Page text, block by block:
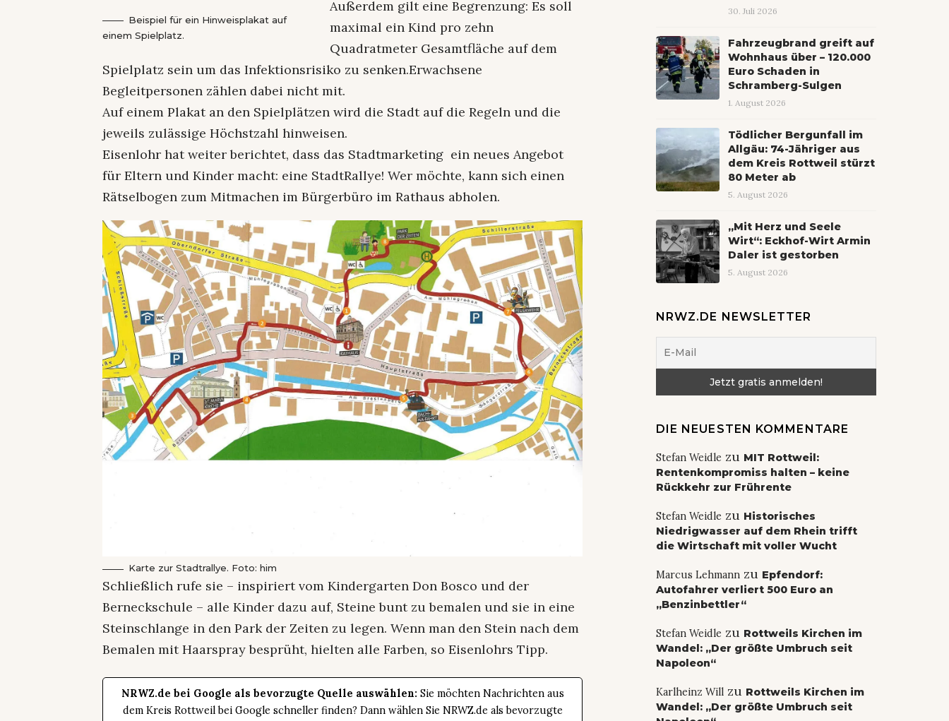
Beispiel für ein Hinweisplakat auf
einem Spielplatz.
Außerdem gilt eine Begrenzung: Es soll
maximal ein Kind pro zehn
Quadratmeter Gesamtfläche auf dem
Spielplatz sein um das Infektionsrisiko zu senken.Erwachsene
Begleitpersonen zählen dabei nicht mit.
Auf einem Plakat an den Spielplätzen wird die Stadt auf die Regeln und die
jeweils zulässige Höchstzahl hinweisen.
Eisenlohr hat weiter berichtet, dass das Stadtmarketing ein neues Angebot
für Eltern und Kinder macht: eine StadtRallye! Wer möchte, kann sich einen
Rätselbogen zum Mitmachen im Bürgerbüro im Rathaus abholen.
Karte zur Stadtrallye. Foto: him
Schließlich rufe sie – inspiriert vom Kindergarten Don Bosco und der
Berneckschule – alle Kinder dazu auf, Steine bunt zu bemalen und sie in eine
Steinschlange in den Park der Zeiten zu legen. Wenn man den Stein nach dem
Bemalen mit Haarspray besprüht, hielten alle Farben, so Eisenlohrs Tipp.
NRWZ.de bei Google als bevorzugte Quelle auswählen: Sie möchten Nachrichten aus
dem Kreis Rottweil bei Google schneller finden? Dann wählen Sie NRWZ.de als bevorzugte
30. Juli 2026
Fahrzeugbrand greift auf
Wohnhaus über – 120.000
Euro Schaden in
Schramberg-Sulgen
1. August 2026
Tödlicher Bergunfall im
Allgäu: 74-Jähriger aus
dem Kreis Rottweil stürzt
80 Meter ab
5. August 2026
„Mit Herz und Seele
Wirt“: Eckhof-Wirt Armin
Daler ist gestorben
5. August 2026
NRWZ.DE NEWSLETTER
DIE NEUESTEN KOMMENTARE
Stefan Weidle zu MIT Rottweil:
Rentenkompromiss halten – keine
Rückkehr zur Frührente
Stefan Weidle zu Historisches
Niedrigwasser auf dem Rhein trifft
die Wirtschaft mit voller Wucht
Marcus Lehmannzu Epfendorf:
Autofahrer verliert 500 Euro an
„Benzinbettler“
Stefan Weidle zu Rottweils Kirchen im
Wandel: „Der größte Umbruch seit
Napoleon“
Karlheinz Willzu Rottweils Kirchen im
Wandel: „Der größte Umbruch seit